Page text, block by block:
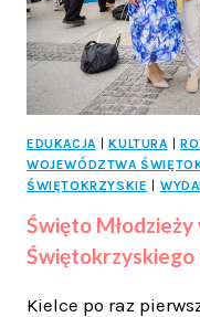
EDUKACJA | KULTURA |
WOJEWÓDZTWA
ŚWIĘTOKRZYSKIE |
Święto
Świętokrzyskiego
Kielce po raz